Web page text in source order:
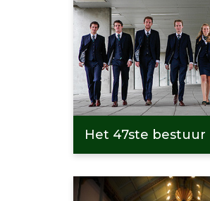
Het 47ste bestuur